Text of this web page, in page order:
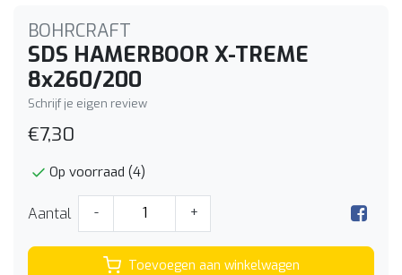
BOHRCRAFT
SDS HAMERBOOR X-TREME
8x260/200
Schrijf je eigen review
€7,30
Op voorraad (4)
Aantal - +
Toevoegen aan winkelwagen